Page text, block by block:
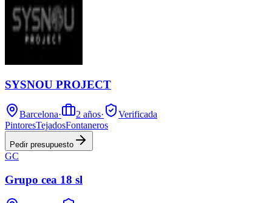
SYSNOU PROJECT
Barcelona· 2 años·
Verificada
PintoresTejadosFontaneros
Pedir presupuesto
GC
Grupo cea 18 sl